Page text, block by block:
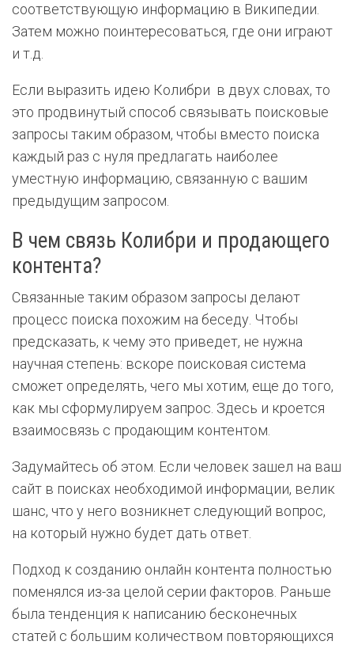
соответствующую информацию в Википедии.
Затем можно поинтересоваться, где они играют
и т.д.
Если выразить идею Колибри в двух словах, то
это продвинутый способ связывать поисковые
запросы таким образом, чтобы вместо поиска
каждый раз с нуля предлагать наиболее
уместную информацию, связанную с вашим
предыдущим запросом.
В чем связь Колибри и продающего
контента?
Связанные таким образом запросы делают
процесс поиска похожим на беседу. Чтобы
предсказать, к чему это приведет, не нужна
научная степень: вскоре поисковая система
сможет определять, чего мы хотим, еще до того,
как мы сформулируем запрос. Здесь и кроется
взаимосвязь с продающим контентом.
Задумайтесь об этом. Если человек зашел на ваш
сайт в поисках необходимой информации, велик
шанс, что у него возникнет следующий вопрос,
на который нужно будет дать ответ.
Подход к созданию онлайн контента полностью
поменялся из-за целой серии факторов. Раньше
была тенденция к написанию бесконечных
статей с большим количеством повторяющихся